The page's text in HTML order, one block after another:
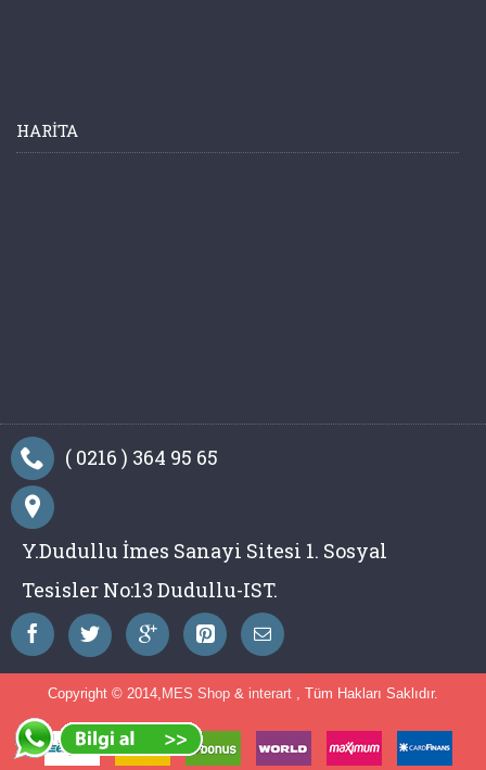
HARITA
( 0216 ) 364 95 65
Y.Dudullu İmes Sanayi Sitesi 1. Sosyal
Tesisler No:13 Dudullu-IST.
Copyright © 2014, MES Shop & interart , Tüm Hakları Saklıdır.